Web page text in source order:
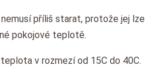
příliš starat, protože jej lze
pokojové teplotě.
v rozmezí od 15C do 40C.